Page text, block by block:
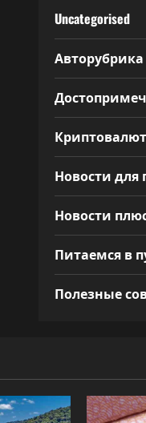
Uncategorised
Авторубрика
Новости для
Новости
Питаемся в
Полезные